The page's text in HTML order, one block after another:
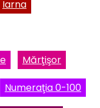
Iarna
Mărţişor
Numeraţia 0-100